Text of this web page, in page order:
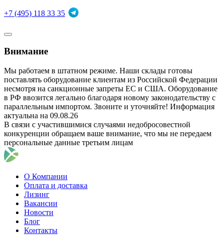
+7 (495) 118 33 35
Внимание
Мы работаем в штатном режиме. Наши склады готовы
поставлять оборудование клиентам из Российской Федерации
несмотря на санкционные запреты ЕС и США. Оборудование
в РФ ввозится легально благодаря новому законодательству с
параллельным импортом. Звоните и уточняйте! Информация
актуальна на 09.08.26
В связи с участившимися случаями недобросовестной
конкуренции обращаем ваше внимание, что мы не передаем
персональные данные третьим лицам
О Компании
Оплата и доставка
Лизинг
Вакансии
Новости
Блог
Контакты